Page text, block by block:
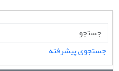
جستجوی پیشرفته